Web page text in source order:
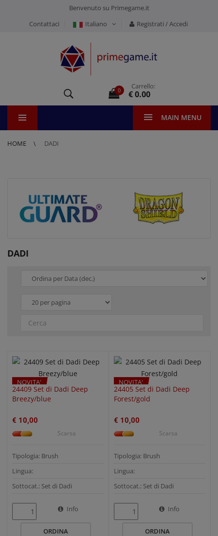
Benvenuto su Primegame.it
Contattaci
Italiano Registrati / Accedi
0 Carrello:
€ 0.00
MAIN MENU
HOME DADI
DADI
NOVITA'
24409 Set di Dadi Deep
Breezy/blue
€ 10,00
Scarsa
Tipologia: Brush
Lingua:
Sottocat.: Set di Dadi
Info
ORDINA
NOVITA'
24405 Set di Dadi Deep
Forest/gold
€ 10,00
Scarsa
Tipologia: Brush
Lingua:
Sottocat.: Set di Dadi
Info
ORDINA
QUICK VIEW QUICK VIEW